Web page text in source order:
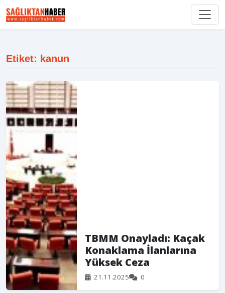
Etiket: kanun
TBMM Onayladı: Kaçak
Konaklama İlanlarına
Yüksek Ceza
21.11.2025 0